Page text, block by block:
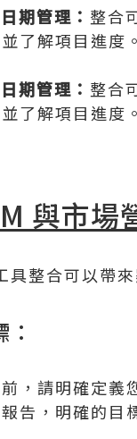
期管理： 整合
了解項目進度。
期管理： 整合
了解項目進度。
與市場
具整合可以帶
，請明確定義
告，明確的目